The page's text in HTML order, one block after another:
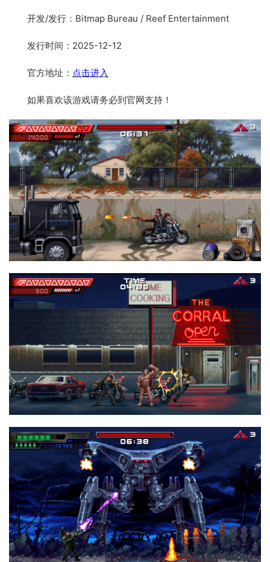
开发/发行：Bitmap Bureau / Reef Entertainment
发行时间：2025-12-12
官方地址： 点击进入
如果喜欢该游戏请务必到官网支持！